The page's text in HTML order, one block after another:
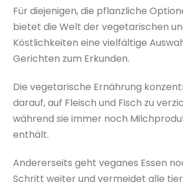
Für diejenigen, die pflanzliche
bietet die Welt der vegetarischen
Köstlichkeiten eine vielfältige
Gerichten zum Erkunden.
Die vegetarische Ernährung
darauf, auf Fleisch und Fisch zu
während sie immer noch
enthält.
Andererseits geht veganes Essen
Schritt weiter und vermeidet alle